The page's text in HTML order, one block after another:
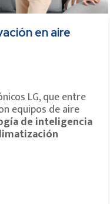
en aire
LG, que entre
equipos de aire
de inteligencia